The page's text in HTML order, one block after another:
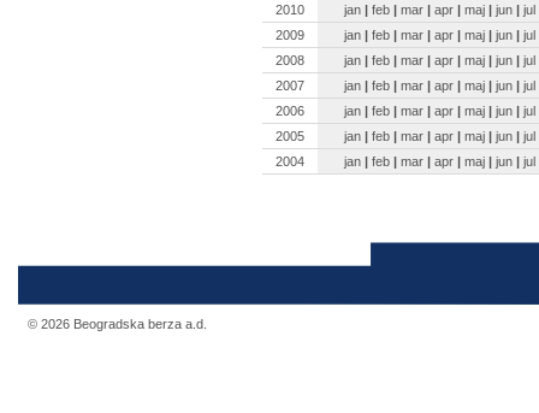
2010
jan | feb | mar | apr | maj | jun | jul
2009
jan | feb | mar | apr | maj | jun | jul
2008
jan | feb | mar | apr | maj | jun | jul
2007
jan | feb | mar | apr | maj | jun | jul
2006
jan | feb | mar | apr | maj | jun | jul
2005
jan | feb | mar | apr | maj | jun | jul
2004
jan | feb | mar | apr | maj | jun | jul
© 2026 Beogradska berza a.d.